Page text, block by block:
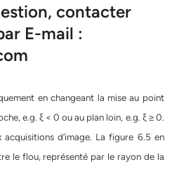
contacter
E-mail :
en changeant la mise au point
e.g. ξ < 0 ou au plan loin, e.g. ξ ≥ 0.
d’image. La figure 6.5 en
le flou, représenté par le rayon de la